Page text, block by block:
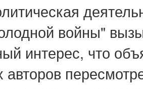
войны"
интерес, что
авторов